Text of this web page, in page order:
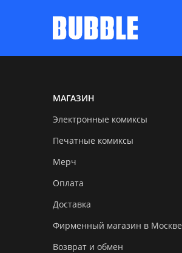
МАГАЗИН
Электронные комиксы
Печатные комиксы
Мерч
Оплата
Доставка
Фирменный магазин в Москве
Возврат и обмен